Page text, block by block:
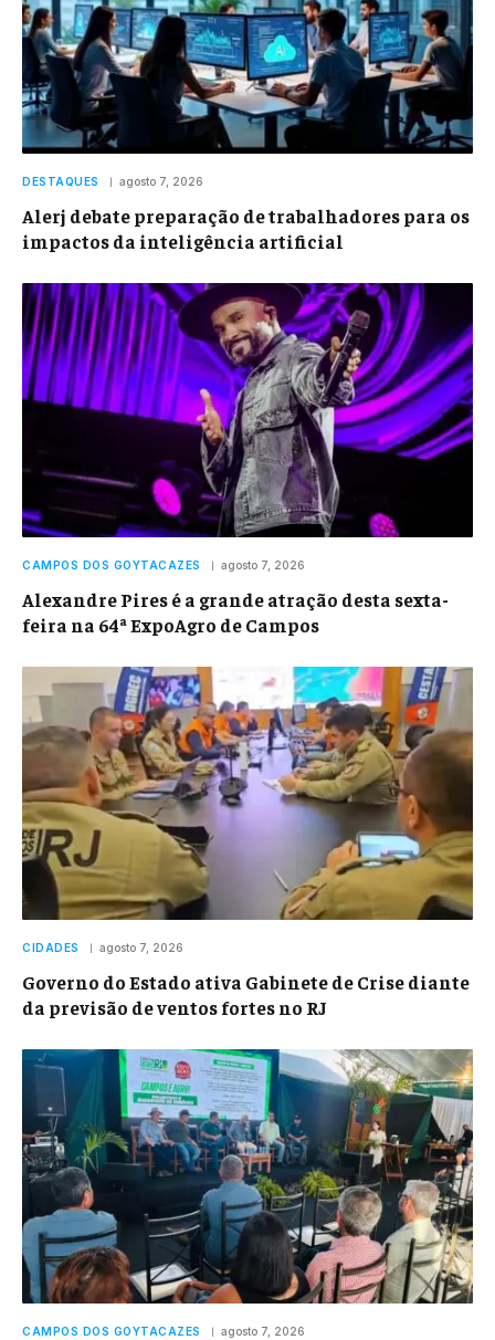
DESTAQUES agosto 7, 2026
Alerj debate preparação de trabalhadores para os
impactos da inteligência artificial
CAMPOS DOS GOYTACAZES agosto 7, 2026
Alexandre Pires é a grande atração desta sexta-
feira na 64ª ExpoAgro de Campos
CIDADES agosto 7, 2026
Governo do Estado ativa Gabinete de Crise diante
da previsão de ventos fortes no RJ
CAMPOS DOS GOYTACAZES agosto 7, 2026